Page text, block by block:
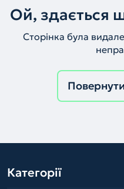
Ой, здається
Сторінка була
Категорії